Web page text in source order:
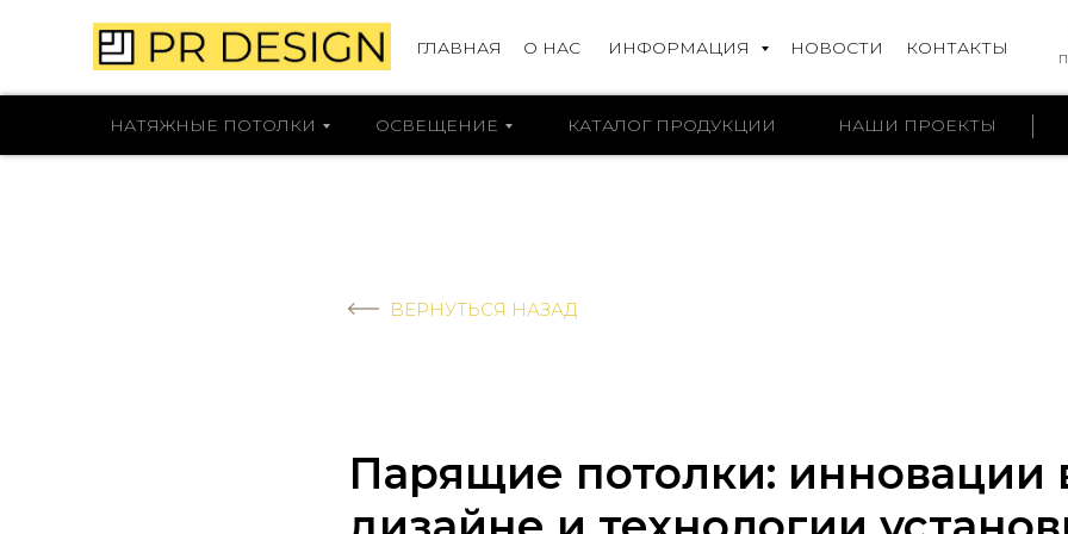
ГЛАВНАЯ О НАС ИНФОРМАЦИЯ НОВОСТИ КОНТАКТЫ
НАТЯЖНЫЕ ПОТОЛКИ ОСВЕЩЕНИЕ КАТАЛОГ ПРОДУКЦИИ НАШИ ПРОЕКТЫ
ВЕРНУТЬСЯ НАЗАД
Парящие потолки: инновации